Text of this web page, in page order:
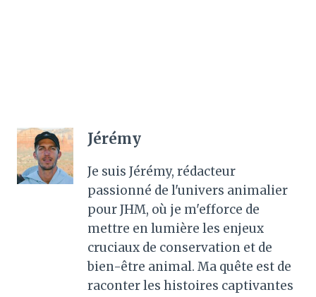
Jérémy
Je suis Jérémy, rédacteur
passionné de l'univers animalier
pour JHM, où je m'efforce de
mettre en lumière les enjeux
cruciaux de conservation et de
bien-être animal. Ma quête est de
raconter les histoires captivantes